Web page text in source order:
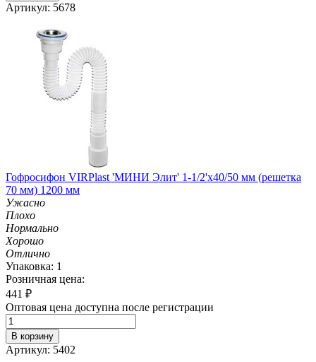
Артикул: 5678
Гофросифон VIRPlast 'МИНИ Элит' 1-1/2'х40/50 мм (решетка
70 мм) 1200 мм
Ужасно
Плохо
Нормально
Хорошо
Отлично
Упаковка: 1
Розничная цена:
441 ₽
Оптовая цена доступна после регистрации
В корзину
Артикул: 5402